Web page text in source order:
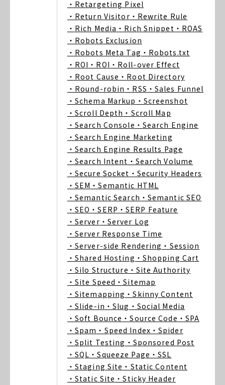
・Retargeting Pixel
・Return Visitor ・Rewrite Rule
・Rich Media ・Rich Snippet ・ROAS
・Robots Exclusion
・Robots Meta Tag ・Robots.txt
・ROI ・ROI ・Roll-over Effect
・Root Cause ・Root Directory
・Round-robin ・RSS ・Sales Funnel
・Schema Markup ・Screenshot
・Scroll Depth ・Scroll Map
・Search Console ・Search Engine
・Search Engine Marketing
・Search Engine Results Page
・Search Intent ・Search Volume
・Secure Socket ・Security Headers
・SEM ・Semantic HTML
・Semantic Search ・Semantic SEO
・SEO ・SERP ・SERP Feature
・Server ・Server Log
・Server Response Time
・Server-side Rendering ・Session
・Shared Hosting ・Shopping Cart
・Silo Structure ・Site Authority
・Site Speed ・Sitemap
・Sitemapping ・Skinny Content
・Slide-in ・Slug ・Social Media
・Soft Bounce ・Source Code ・SPA
・Spam ・Speed Index ・Spider
・Split Testing ・Sponsored Post
・SQL ・Squeeze Page ・SSL
・Staging Site ・Static Content
・Static Site ・Sticky Header